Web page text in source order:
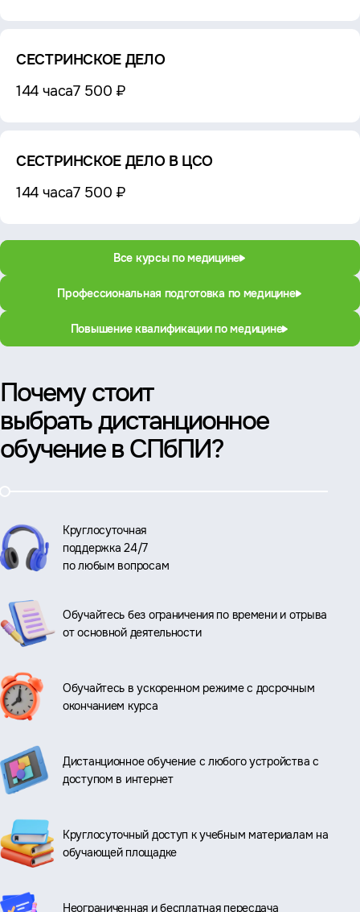
СЕСТРИНСКОЕ ДЕЛО
144 часа7 500 ₽
СЕСТРИНСКОЕ ДЕЛО В ЦСО
144 часа7 500 ₽
Все курсы по медицине
Профессиональная подготовка по медицине
Повышение квалификации по медицине
Почему стоит
выбрать дистанционное
обучение в СПбПИ?
Круглосуточная
поддержка 24/7
по любым вопросам
Обучайтесь без ограничения по времени и отрыва
от основной деятельности
Обучайтесь в ускоренном режиме с досрочным
окончанием курса
Дистанционное обучение с любого устройства с
доступом в интернет
Круглосуточный доступ к учебным материалам на
обучающей площадке
Неограниченная и бесплатная пересдача